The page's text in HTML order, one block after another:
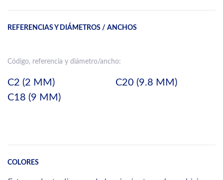
REFERENCIAS Y DIÁMETROS / ANCHOS
Código, referencia y diámetro/ancho:
C2 (2 MM)
C18 (9 MM)
C20 (9.8 MM)
COLORES